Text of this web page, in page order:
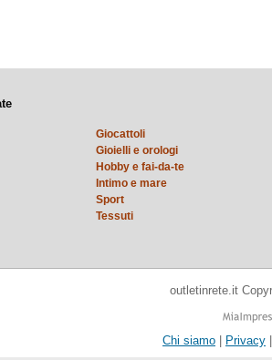
Giocattoli
Gioielli e orologi
Hobby e fai-da-te
Intimo e mare
Sport
Tessuti
outletinrete.it
Chi siamo | Privacy